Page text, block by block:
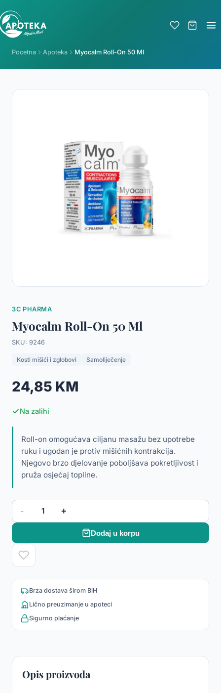
Pocetna Apoteka Myocalm Roll-On 50 Ml
3C PHARMA
Myocalm Roll-On 50 Ml
SKU: 9246
Kosti mišići i zglobovi Samoliječenje
24,85 KM
Na zalihi
Roll-on omogućava ciljanu masažu bez upotrebe
ruku i ugodan je protiv mišićnih kontrakcija.
Njegovo brzo djelovanje poboljšava pokretljivost i
pruža osjećaj topline.
- 1 +
Dodaj u korpu
Brza dostava širom BiH
Lično preuzimanje u apoteci
Sigurno plaćanje
Opis proizvoda